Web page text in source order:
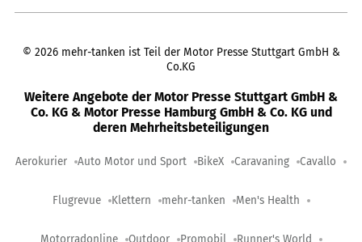
© 2026 mehr-tanken ist Teil der Motor Presse Stuttgart GmbH &
Co.KG
Weitere Angebote der Motor Presse Stuttgart GmbH &
Co. KG & Motor Presse Hamburg GmbH & Co. KG und
deren Mehrheitsbeteiligungen
Aerokurier Auto Motor und Sport BikeX Caravaning Cavallo
Flugrevue Klettern mehr-tanken Men's Health
Motorradonline Outdoor Promobil Runner's World